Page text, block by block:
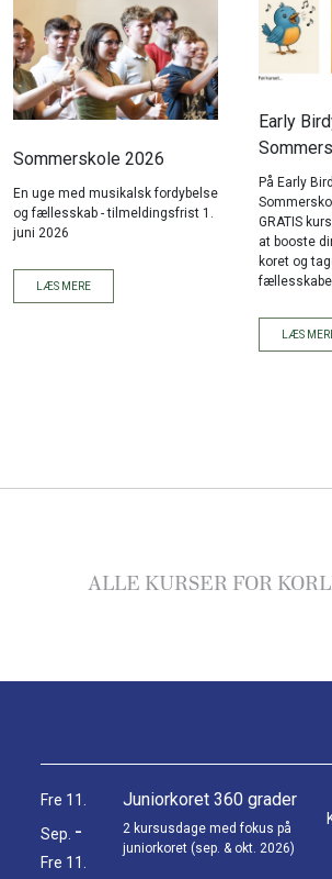
Sommerskole 2026
En uge med musikalsk fordybelse
og fællesskab - tilmeldingsfrist 1.
juni 2026
LÆS MERE
Early
På Early
GRATIS
at booste
koret og
LÆS
ALLE KURSER FOR
Fre 11.
Sep. -
Fre 11.
Juniorkoret 360 grader
2 kursusdage med fokus på
juniorkoret (sep. & okt. 2026)